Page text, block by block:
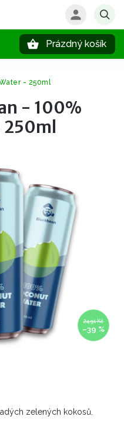
Prázdný košík
- 250ml
- 100%
24,91 Kč
–39 %
zelených kokosů.